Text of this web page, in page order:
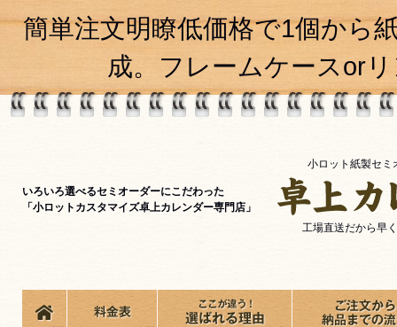
簡単注文明瞭低価格で1個から
成。フレームケースor
いろいろ選べるセミオーダーにこだわった
「小ロットカスタマイズ卓上カレンダー専門店」
小ロット紙製セミ
工場直送だから早